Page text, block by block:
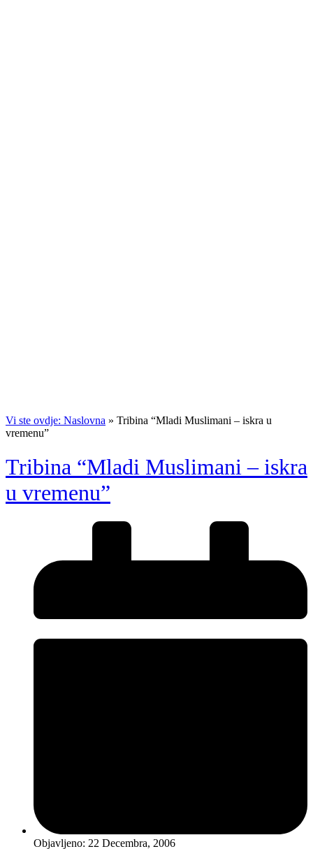
Vi ste ovdje: Naslovna » Tribina “Mladi Muslimani – iskra u
vremenu”
Tribina “Mladi Muslimani – iskra
u vremenu”
Objavljeno: 22 Decembra, 2006